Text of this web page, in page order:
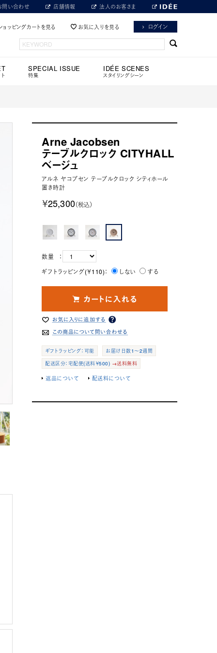
問い合わせ 店舗情報 法人のお客さま
ョッピングカートを見る お気に入りを見る ログイン
SPECIAL ISSUE
特集
IDÉE SCENES
スタイリングシーン
Arne Jacobsen
テーブルクロック CITYHALL
ベージュ
アルネ ヤコブセン テーブルクロック シティホール
置き時計
￥25,300（税込）
数量 ：
ギフトラッピング(￥110)：
しない する
ギフトラッピング：可能
お届け日数1～2週間
配送区分：宅配便(送料￥500) →送料無料
返品について 配送料について